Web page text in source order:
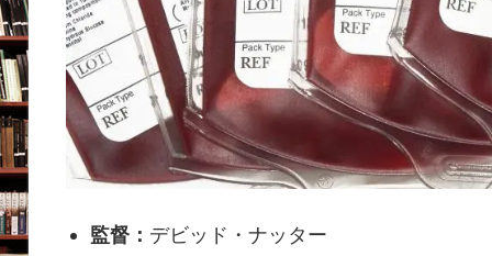
監督： デビッド・ナッター